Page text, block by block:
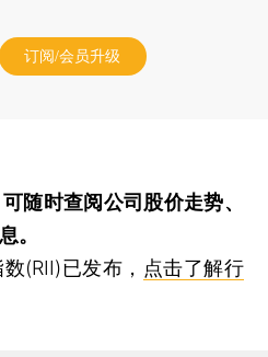
订阅/会员升级
可随时查阅公司股价走势、
。
(RII)已发布， 点击了解行